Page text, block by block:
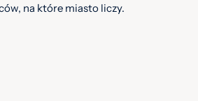
na które miasto liczy.